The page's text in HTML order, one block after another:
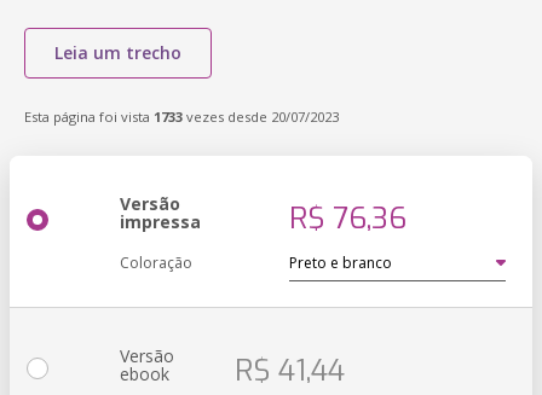
Leia um trecho
Esta página foi vista 1733 vezes desde 20/07/2023
Versão
impressa R$ 76,36
Coloração
Versão
ebook R$ 41,44